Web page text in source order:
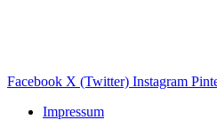
Facebook X (Twitter) Instagram
Impressum